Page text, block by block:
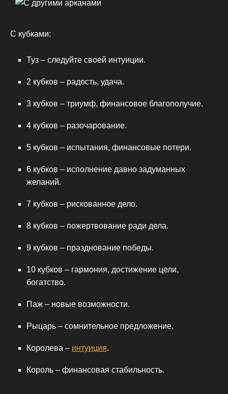
С кубками:
Туз – следуйте своей интуиции.
2 кубков – радость, удача.
3 кубков – триумф, финансовое благополучие.
4 кубков – разочарование.
5 кубков – испытания, финансовые потери.
6 кубков – исполнение давно задуманных
желаний.
7 кубков – рискованное дело.
8 кубков – пожертвование ради дела.
9 кубков – празднование победы.
10 кубков – гармония, достижение цели,
богатство.
Паж – новые возможности.
Рыцарь – сомнительное предложение.
Королева – интуиция.
Король – финансовая стабильность.